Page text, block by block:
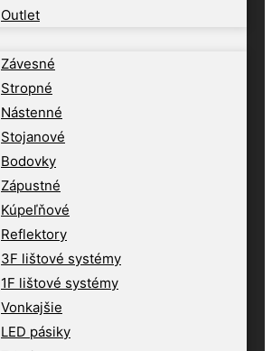
Outlet
Závesné
Stropné
Nástenné
Stojanové
Bodovky
Zápustné
Kúpeľňové
Reflektory
3F lištové systémy
1F lištové systémy
Vonkajšie
LED pásiky